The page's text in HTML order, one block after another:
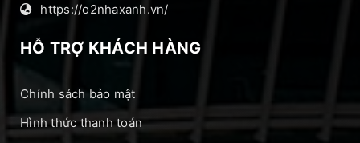
https://o2nhaxanh.vn/
HỖ TRỢ KHÁCH HÀNG
Chính sách bảo mật
Hình thức thanh toán